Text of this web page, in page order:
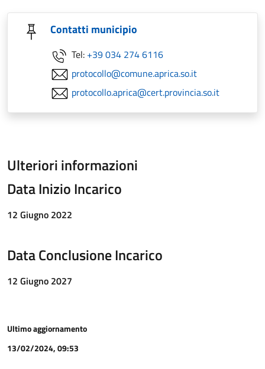
Contatti municipio
Tel: +39 034 274 6116
protocollo@comune.aprica.so.it
protocollo.aprica@cert.provincia.so.it
Ulteriori informazioni
Data Inizio Incarico
12 Giugno 2022
Data Conclusione Incarico
12 Giugno 2027
Ultimo aggiornamento
13/02/2024, 09:53